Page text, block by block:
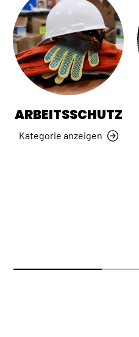
ARBEITSSCHUTZ
Kategorie anzeigen